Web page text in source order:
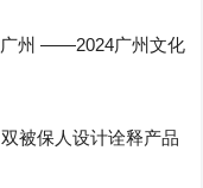
广州 ——2024广州文化
被保人设计诠释产品